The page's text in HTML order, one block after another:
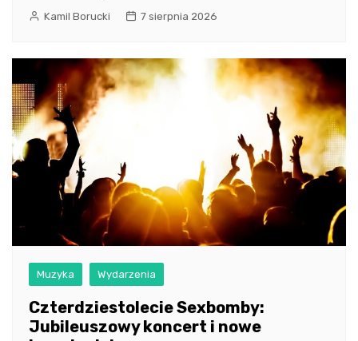
Kamil Borucki 7 sierpnia 2026
Muzyka Wydarzenia
Czterdziestolecie Sexbomby:
Jubileuszowy koncert i nowe